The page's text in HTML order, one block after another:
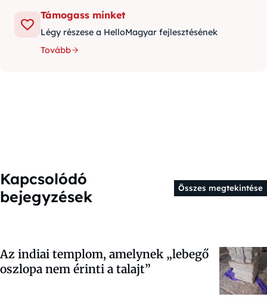
Támogass minket
Légy részese a HelloMagyar fejlesztésének
Tovább
Kapcsolódó
bejegyzések
Összes megtekintése
Az indiai templom, amelynek „lebegő
oszlopa nem érinti a talajt”